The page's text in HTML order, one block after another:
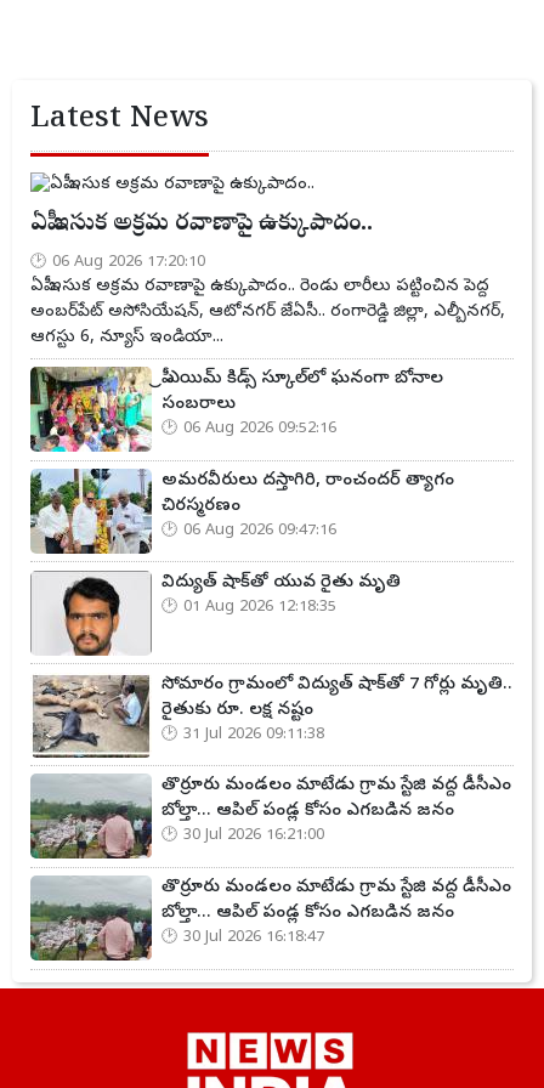
Latest News
ఏపీ ఇసుక అక్రమ రవాణాపై ఉక్కుపాదం..
06 Aug 2026 17:20:10
ఏపీ ఇసుక అక్రమ రవాణాపై ఉక్కుపాదం.. రెండు లారీలు పట్టించిన పెద్ద
అంబర్‌పేట్ అసోసియేషన్, ఆటోనగర్ జేఏసీ.. రంగారెడ్డి జిల్లా, ఎల్బీనగర్,
ఆగస్టు 6, న్యూస్ ఇండియా...
ప్రీ ఎయిమ్ కిడ్స్ స్కూల్‌లో ఘనంగా బోనాల
సంబరాలు
06 Aug 2026 09:52:16
అమరవీరులు దస్తాగిరి, రాంచందర్ త్యాగం
చిరస్మరణం
06 Aug 2026 09:47:16
విద్యుత్ షాక్‌తో యువ రైతు మృతి
01 Aug 2026 12:18:35
సోమారం గ్రామంలో విద్యుత్ షాక్‌తో 7 గోర్లు మృతి..
రైతుకు రూ. లక్ష నష్టం
31 Jul 2026 09:11:38
తొర్రూరు మండలం మాటేడు గ్రామ స్టేజి వద్ద డీసీఎం
బోల్తా... ఆపిల్ పండ్ల కోసం ఎగబడిన జనం
30 Jul 2026 16:21:00
తొర్రూరు మండలం మాటేడు గ్రామ స్టేజి వద్ద డీసీఎం
బోల్తా... ఆపిల్ పండ్ల కోసం ఎగబడిన జనం
30 Jul 2026 16:18:47